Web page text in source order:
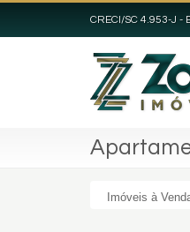
CRECI/SC 4.953-J -
Imóveis à